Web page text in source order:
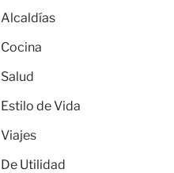
Alcaldías
Cocina
Salud
Estilo de Vida
Viajes
De Utilidad